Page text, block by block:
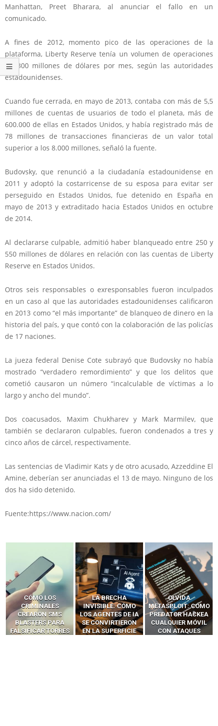
Manhattan, Preet Bharara, al anunciar el fallo en un
comunicado.
A fines de 2012, momento pico de las operaciones de la
plataforma, Liberty Reserve tenía un volumen de operaciones
de 300 millones de dólares por mes, según las autoridades
estadounidenses.
Cuando fue cerrada, en mayo de 2013, contaba con más de 5,5
millones de cuentas de usuarios de todo el planeta, más de
600.000 de ellas en Estados Unidos, y había registrado más de
78 millones de transacciones financieras de un valor total
superior a los 8.000 millones, señaló la fuente.
Budovsky, que renunció a la ciudadanía estadounidense en
2011 y adoptó la costarricense de su esposa para evitar ser
perseguido en Estados Unidos, fue detenido en España en
mayo de 2013 y extraditado hacia Estados Unidos en octubre
de 2014.
Al declararse culpable, admitió haber blanqueado entre 250 y
550 millones de dólares en relación con las cuentas de Liberty
Reserve en Estados Unidos.
Otros seis responsables o exresponsables fueron inculpados
en un caso al que las autoridades estadounidenses calificaron
en 2013 como “el más importante” de blanqueo de dinero en la
historia del país, y que contó con la colaboración de las policías
de 17 naciones.
La jueza federal Denise Cote subrayó que Budovsky no había
mostrado “verdadero remordimiento” y que los delitos que
cometió causaron un número “incalculable de víctimas a lo
largo y ancho del mundo”.
Dos coacusados, Maxim Chukharev y Mark Marmilev, que
también se declararon culpables, fueron condenados a tres y
cinco años de cárcel, respectivamente.
Las sentencias de Vladimir Kats y de otro acusado, Azzeddine El
Amine, deberían ser anunciadas el 13 de mayo. Ninguno de los
dos ha sido detenido.
Fuente:https://www.nacion.com/
LA BRECHA
INVISIBLE: CÓMO
LOS AGENTES DE IA
SE CONVIRTIERON
EN LA SUPERFICIE
OLVIDA
METASPLOIT: CÓMO
PREDATOR HACKEA
CUALQUIER MÓVIL
CON ATAQUES
CÓMO LOS HACKERS
INTERCEPTAN OTPS
Y LLAMADAS
MÓVILES SIN
‘HACKEAR’ — EL